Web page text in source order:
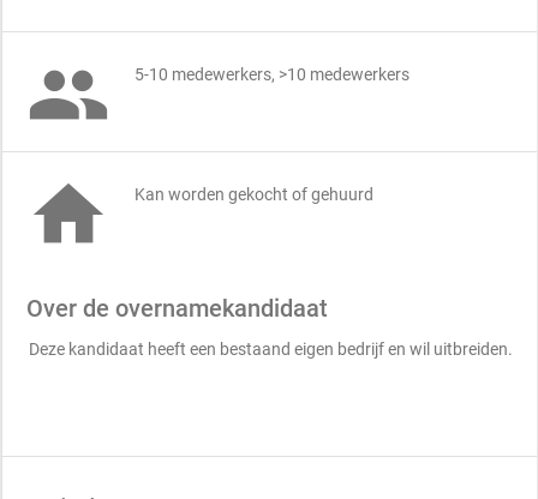
 5-10 medewerkers, >10 medewerkers
 Kan worden gekocht of gehuurd
Over de overnamekandidaat
Deze kandidaat heeft een bestaand eigen bedrijf en wil uitbreiden.